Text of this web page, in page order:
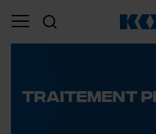
TRAITEMENT